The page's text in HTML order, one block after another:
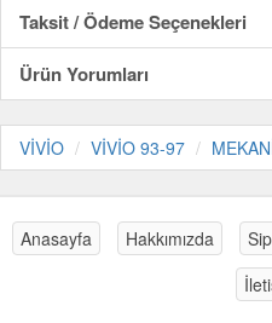
Taksit / Ödeme Seçenekleri
Ürün Yorumları
VİVİO VİVİO 93-97
Anasayfa Hakkımızda